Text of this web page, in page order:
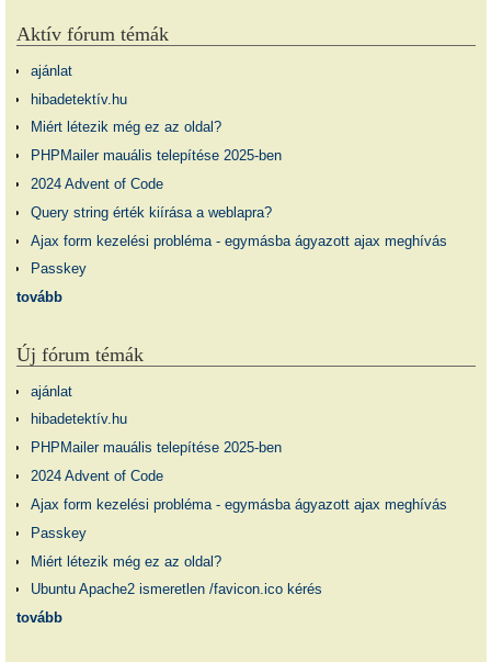
Aktív fórum témák
ajánlat
hibadetektív.hu
Miért létezik még ez az oldal?
PHPMailer mauális telepítése 2025-ben
2024 Advent of Code
Query string érték kiírása a weblapra?
Ajax form kezelési probléma - egymásba ágyazott ajax meghívás
Passkey
tovább
Új fórum témák
ajánlat
hibadetektív.hu
PHPMailer mauális telepítése 2025-ben
2024 Advent of Code
Ajax form kezelési probléma - egymásba ágyazott ajax meghívás
Passkey
Miért létezik még ez az oldal?
Ubuntu Apache2 ismeretlen /favicon.ico kérés
tovább